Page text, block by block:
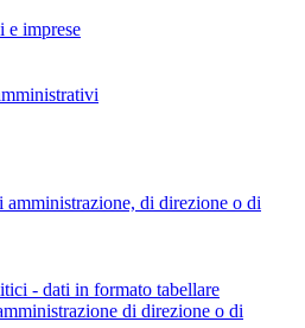
e imprese
di direzione o di
- dati in formato tabellare
di direzione o di